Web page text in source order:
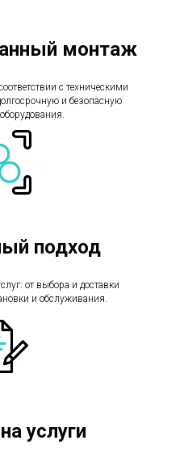
монтаж
с техническими
и безопасную
подход
от выбора и доставки
и обслуживания.
услуги